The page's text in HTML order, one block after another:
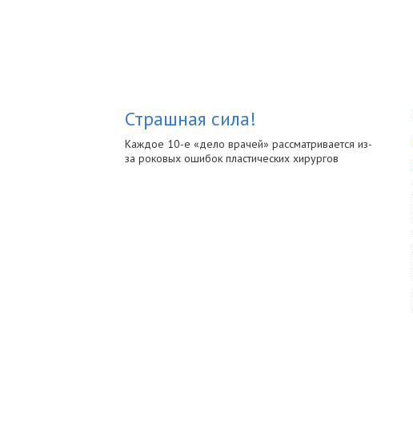
Страшная сила!
Каждое 10-е «дело врачей» рассматривается из-
за роковых ошибок пластических хирургов